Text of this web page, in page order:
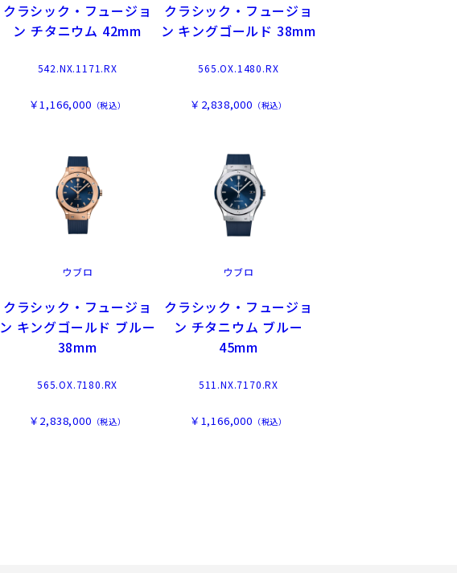
クラシック・フュージョ
ン チタニウム 42mm
542.NX.1171.RX
￥1,166,000 （税込）
クラシック・フュージョ
ン キングゴールド 38mm
565.OX.1480.RX
￥2,838,000 （税込）
ウブロ
クラシック・フュージョ
ン キングゴールド ブルー
38mm
565.OX.7180.RX
￥2,838,000 （税込）
ウブロ
クラシック・フュージョ
ン チタニウム ブルー
45mm
511.NX.7170.RX
￥1,166,000 （税込）